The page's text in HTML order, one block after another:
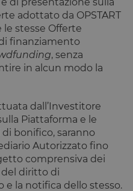
adottato da OPSTART
le stesse Offerte
finanziamento
, senza
in alcun modo la
dall’Investitore
Piattaforma e le
bonifico, saranno
Autorizzato fino
comprensiva dei
del diritto di
e la notifica dello stesso.
dei pagamenti,
facilitando la
memorizzazione
dei contenuti
sul browser per
rendere le
pagine più
veloci.
finale
utilizza il
qualsiasi
pubblicità
che l'utente
finale
potrebbe
aver visto